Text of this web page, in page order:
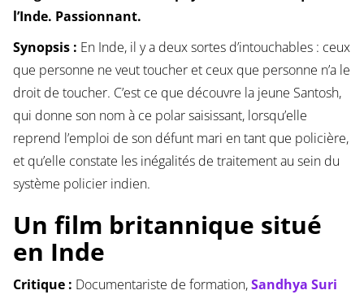
l’Inde. Passionnant.
Synopsis : En Inde, il y a deux sortes d’intouchables : ceux
que personne ne veut toucher et ceux que personne n’a le
droit de toucher. C’est ce que découvre la jeune Santosh,
qui donne son nom à ce polar saisissant, lorsqu’elle
reprend l’emploi de son défunt mari en tant que policière,
et qu’elle constate les inégalités de traitement au sein du
système policier indien.
Un film britannique situé
en Inde
Critique : Documentariste de formation,Sandhya Suri